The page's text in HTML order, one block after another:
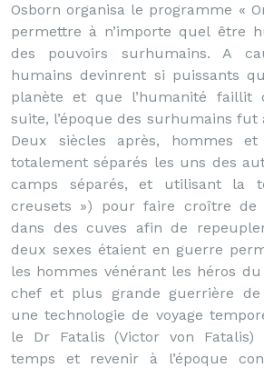
Osborn organisa le programme «
permettre à n’importe quel être
des pouvoirs surhumains. A
humains devinrent si puissants
planète et que l’humanité faillit
suite, l’époque des surhumains fut
Deux siècles après, hommes et
totalement séparés les uns des
camps séparés, et utilisant la
creusets ») pour faire croître de
dans des cuves afin de
deux sexes étaient en guerre
les hommes vénérant les héros
chef et plus grande guerrière de
une technologie de voyage
le Dr Fatalis (Victor von
temps et revenir à l’époque